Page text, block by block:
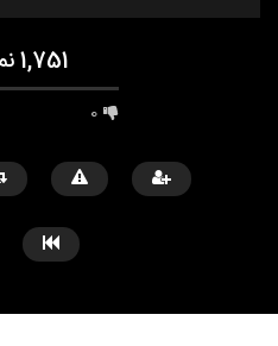
1,751 نمایش
0